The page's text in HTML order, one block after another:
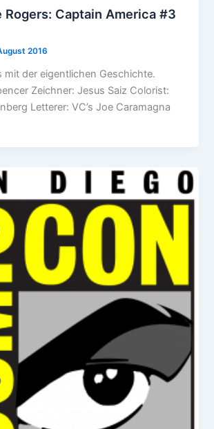
Rogers: Captain America #3
2016
mit der eigentlichen Geschichte.
Zeichner: Jesus Saiz Colorist:
Letterer: VC’s Joe Caramagna